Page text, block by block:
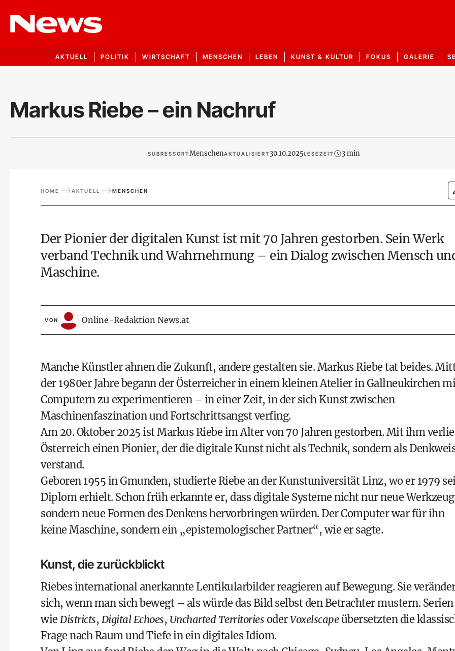
AKTUELL POLITIK WIRTSCHAFT MENSCHEN LEBEN KUNST & KULTUR FOKUS GALERIE
Markus Riebe – ein Nachruf
SUBRESSORTMenschenAKTUALISIERT 30.10.2025LESEZEIT 3 min
HOME AKTUELL MENSCHEN
Der Pionier der digitalen Kunst ist mit 70 Jahren gestorben. Sein Werk
verband Technik und Wahrnehmung – ein Dialog zwischen Mensch
Maschine.
VON Online-Redaktion News.at
Manche Künstler ahnen die Zukunft, andere gestalten sie. Markus Riebe tat beides.
der 1980er Jahre begann der Österreicher in einem kleinen Atelier in Gallneukirchen
Computern zu experimentieren – in einer Zeit, in der sich Kunst zwischen
Maschinenfaszination und Fortschrittsangst verfing.
Am 20. Oktober 2025 ist Markus Riebe im Alter von 70 Jahren gestorben. Mit ihm
Österreich einen Pionier, der die digitale Kunst nicht als Technik, sondern als
verstand.
Geboren 1955 in Gmunden, studierte Riebe an der Kunstuniversität Linz, wo er 1979
Diplom erhielt. Schon früh erkannte er, dass digitale Systeme nicht nur neue
sondern neue Formen des Denkens hervorbringen würden. Der Computer war für ihn
keine Maschine, sondern ein „epistemologischer Partner“, wie er sagte.
Kunst, die zurückblickt
Riebes international anerkannte Lentikularbilder reagieren auf Bewegung. Sie
sich, wenn man sich bewegt – als würde das Bild selbst den Betrachter mustern. Serien
wie Districts, Digital Echoes, Uncharted Territories oderVoxelscapeübersetzten die
Frage nach Raum und Tiefe in ein digitales Idiom.